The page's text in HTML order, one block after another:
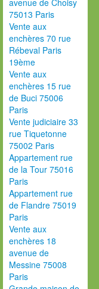
avenue de Choisy
75013 Paris
Vente aux
enchères 70 rue
Rébeval Paris
19ème
Vente aux
enchères 15 rue
de Buci 75006
Paris
Vente judiciaire 33
rue Tiquetonne
75002 Paris
Appartement rue
de la Tour 75016
Paris
Appartement rue
de Flandre 75019
Paris
Vente aux
enchères 18
avenue de
Messine 75008
Paris